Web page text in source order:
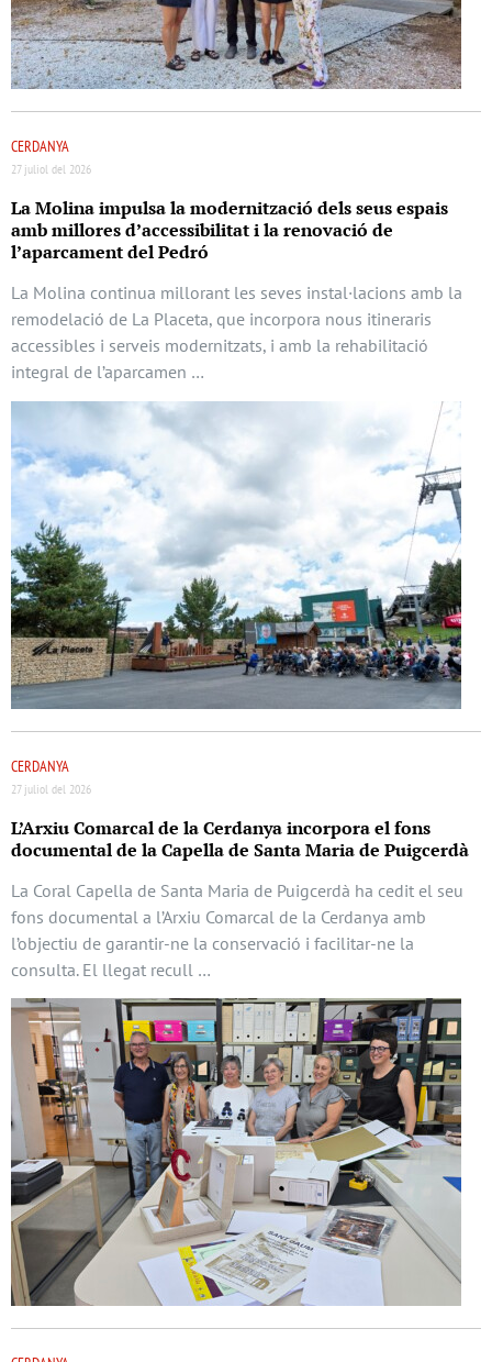
CERDANYA
27 juliol del 2026
La Molina impulsa la modernització dels seus espais
amb millores d’accessibilitat i la renovació de
l’aparcament del Pedró
La Molina continua millorant les seves instal·lacions amb la
remodelació de La Placeta, que incorpora nous itineraris
accessibles i serveis modernitzats, i amb la rehabilitació
integral de l’aparcamen …
CERDANYA
27 juliol del 2026
L’Arxiu Comarcal de la Cerdanya incorpora el fons
documental de la Capella de Santa Maria de Puigcerdà
La Coral Capella de Santa Maria de Puigcerdà ha cedit el seu
fons documental a l’Arxiu Comarcal de la Cerdanya amb
l’objectiu de garantir-ne la conservació i facilitar-ne la
consulta. El llegat recull …